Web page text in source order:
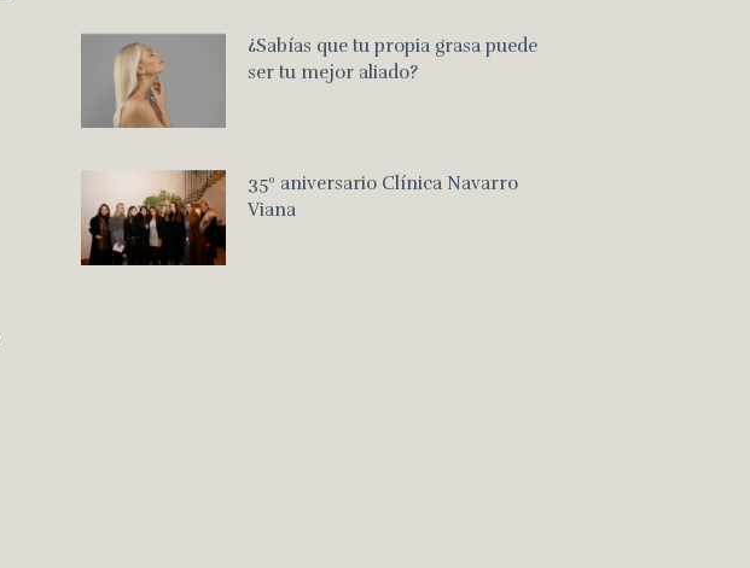
¿Sabías que tu propia grasa puede
ser tu mejor aliado?
35º aniversario Clínica Navarro
Viana